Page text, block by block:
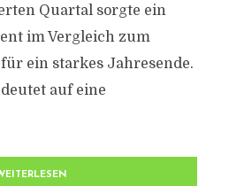
Quartal sorgte ein
im Vergleich zum
ein starkes Jahresende.
auf eine